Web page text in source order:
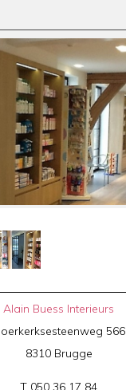
Alain Buess Interieurs
566
8310 Brugge
T 050 36 17 84